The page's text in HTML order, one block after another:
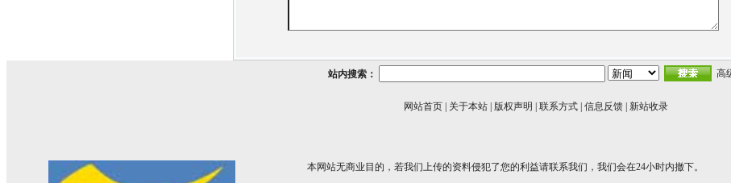
站内搜索： 高
网站首页 关于本站 版权声明 联系方式 信息反馈 新站收录
本网站无商业目的，若我们上传的资料侵犯了您的利益请联系我们，我们会在24小时内撤下。